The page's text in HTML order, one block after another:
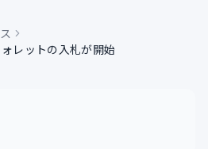
レットの入札が開始